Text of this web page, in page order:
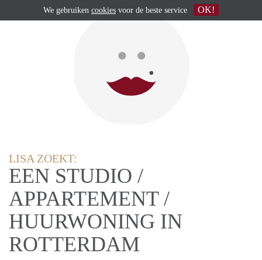
LISA ZOEKT:
EEN STUDIO /
APPARTEMENT /
HUURWONING IN
ROTTERDAM
We gebruiken cookies voor de beste service OK!